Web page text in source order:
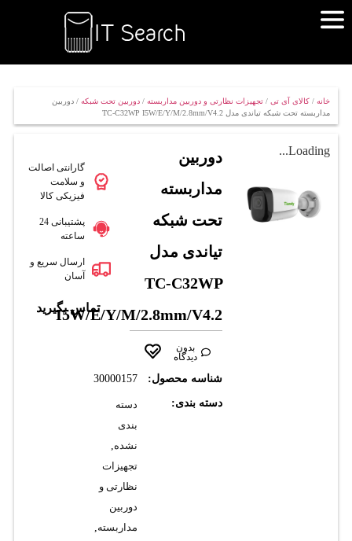
خانه/ کالای آی تی/ تجهیزات نظارتی و دوربین مداربسته/ دوربین تحت شبکه/ دوربین
مداربسته تحت شبکه تیاندی مدل TC-C32WP I5W/E/Y/M/2.8mm/V4.2
Loading...
دوربین
مداربسته
تحت شبکه
تیاندی مدل
TC-C32WP
I5W/E/Y/M/2.8mm/V4.2
بدون
دیدگاه
شناسه محصول: 30000157
دسته بندی:
دسته
بندی
نشده,
تجهیزات
نظارتی و
دوربین
مداربسته,
گارانتی اصالت
و سلامت
فیزیکی کالا
پشتیبانی 24
ساعته
ارسال سریع و
آسان
تماس بگیرید